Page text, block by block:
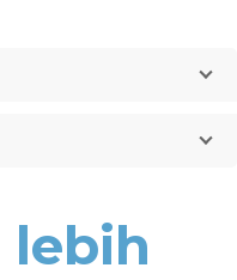
lebih